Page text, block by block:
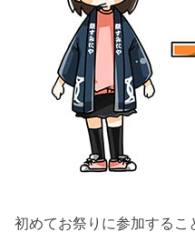
初めてお祭りに参加するこ